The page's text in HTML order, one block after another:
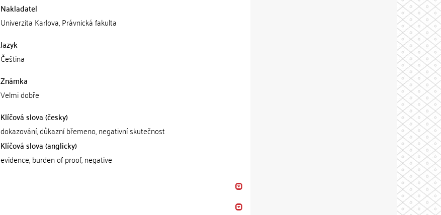
Nakladatel
Univerzita Karlova, Právnická fakulta
Jazyk
Čeština
Známka
Velmi dobře
Klíčová slova (česky)
dokazování, důkazní břemeno, negativní skutečnost
Klíčová slova (anglicky)
evidence, burden of proof, negative